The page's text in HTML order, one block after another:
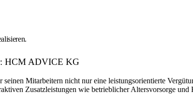
HCM ADVICE KG
Mitarbeitern nicht nur eine leistungsorientierte
Zusatzleistungen wie betrieblicher Altersvorsorge